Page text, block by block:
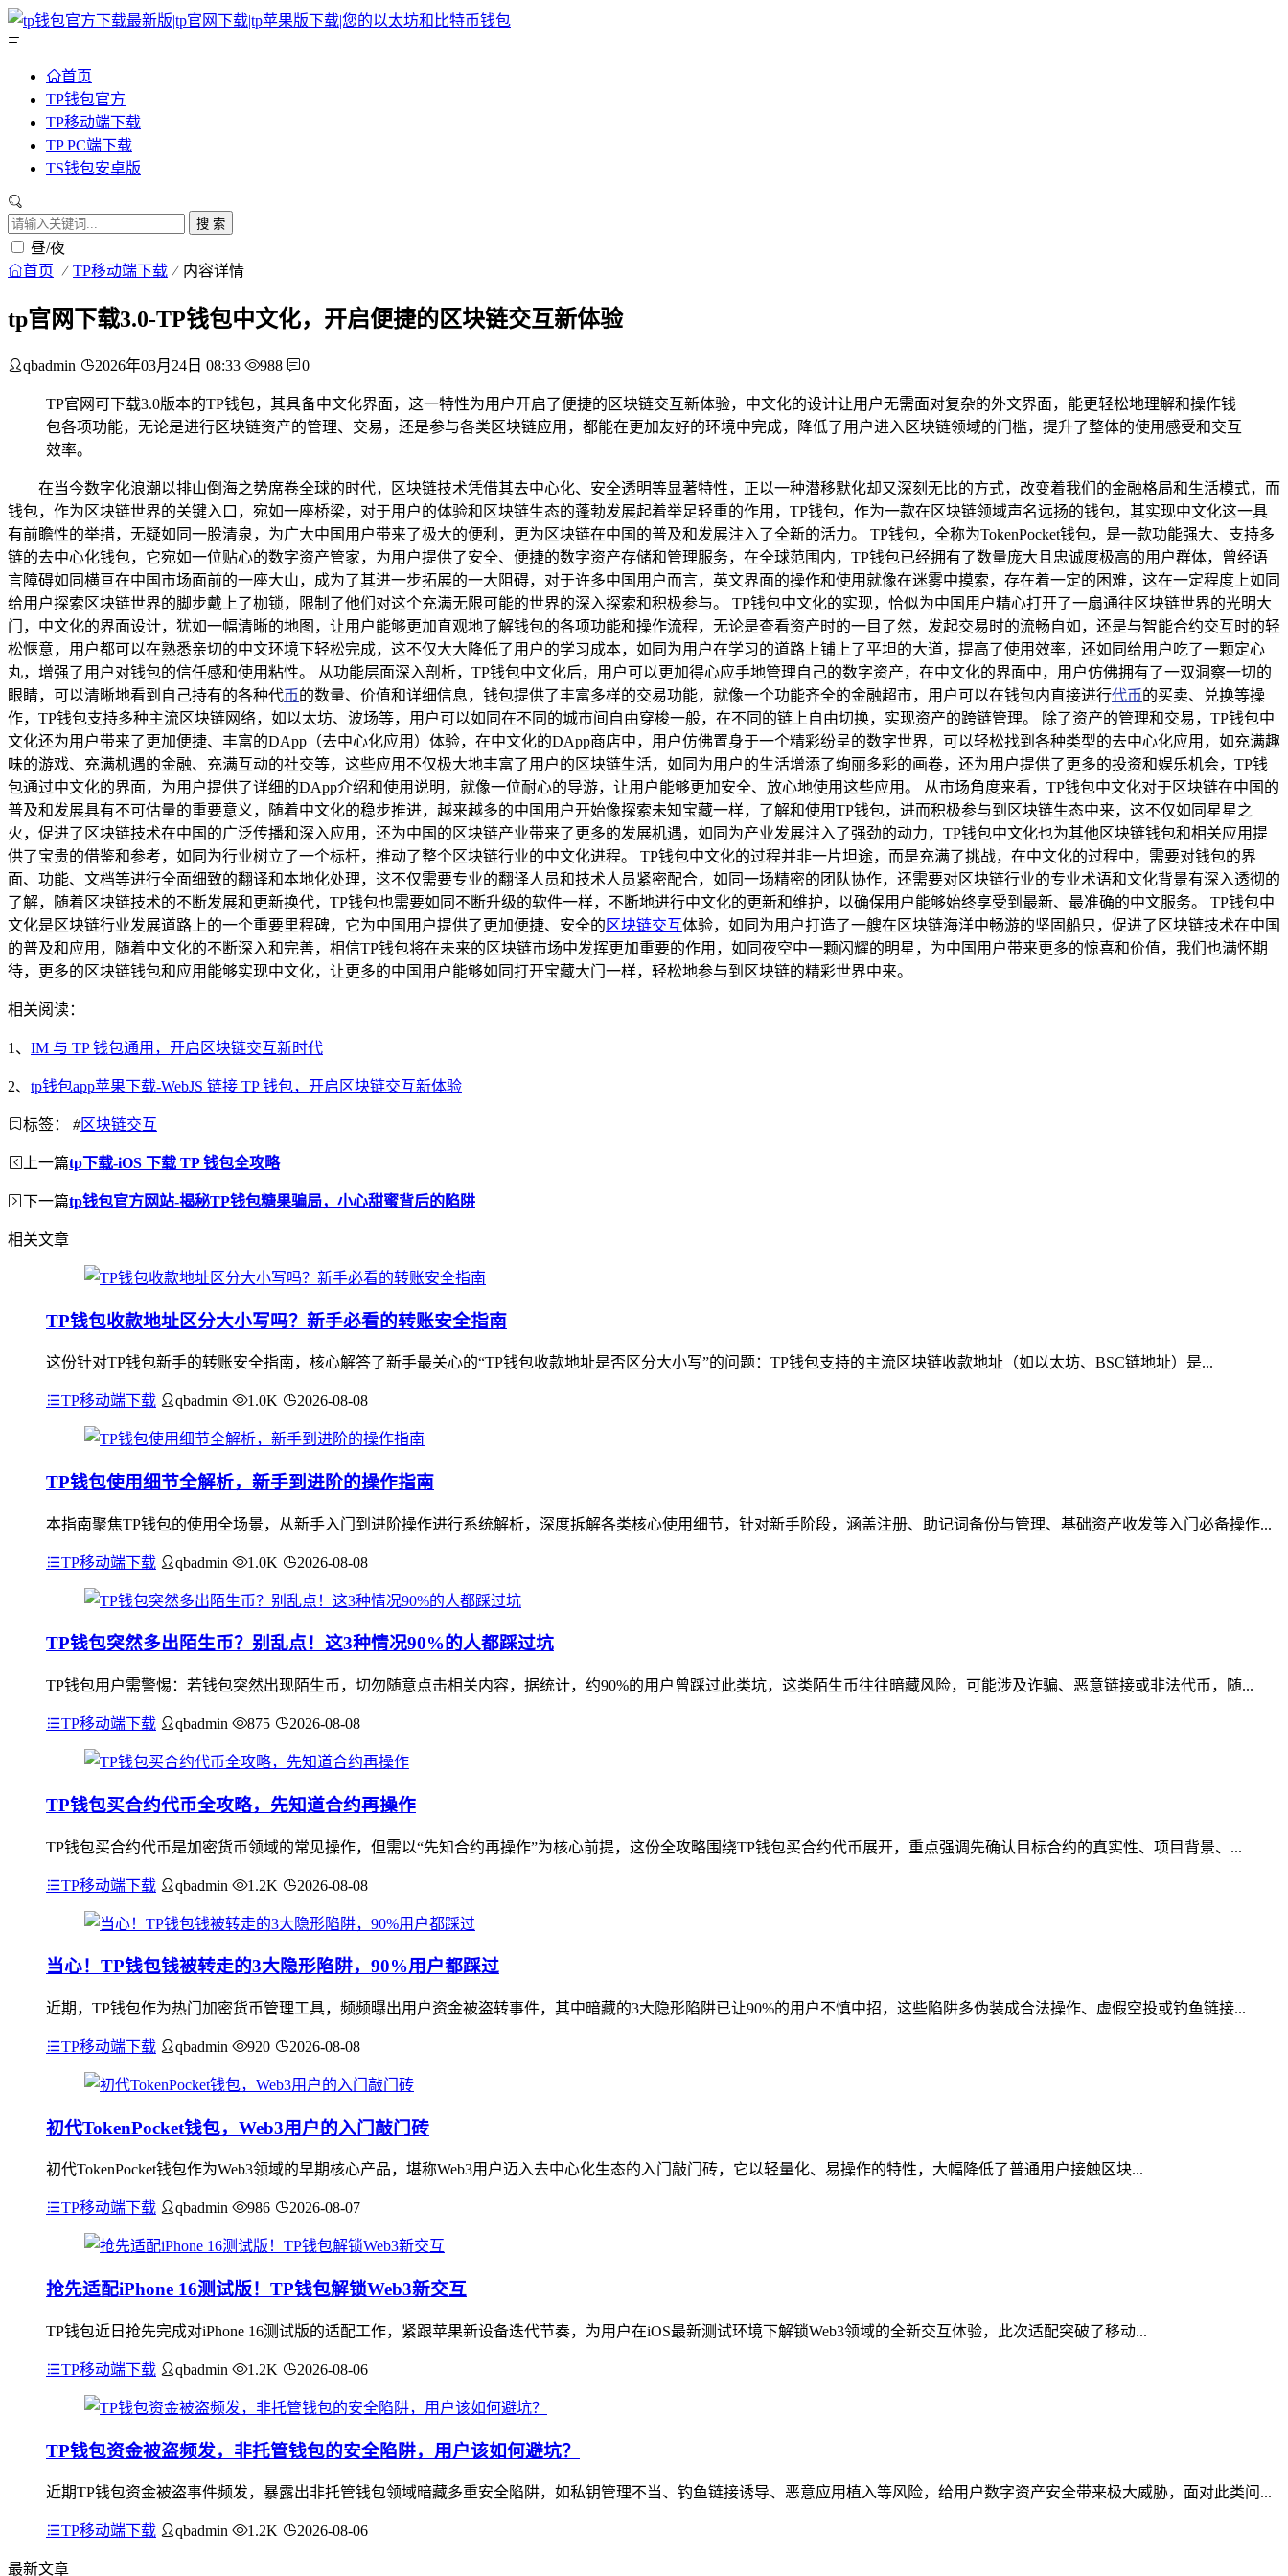
首页
TP钱包官方
TP移动端下载
TP PC端下载
TS钱包安卓版
搜 索
昼/夜
首页 TP移动端下载 内容详情
tp官网下载3.0-TP钱包中文化，开启便捷的区块链交互新体验
qbadmin 2026年03月24日 08:33 988 0
TP官网可下载3.0版本的TP钱包，其具备中文化界面，这一特性为用户开启了便捷的区块链交互新体验，中文化的设计让用户无需面对复杂的外文界面，能更轻松地理解和操作钱
包各项功能，无论是进行区块链资产的管理、交易，还是参与各类区块链应用，都能在更加友好的环境中完成，降低了用户进入区块链领域的门槛，提升了整体的使用感受和交互
效率。
在当今数字化浪潮以排山倒海之势席卷全球的时代，区块链技术凭借其去中心化、安全透明等显著特性，正以一种潜移默化却又深刻无比的方式，改变着我们的金融格局和生活模式，而
钱包，作为区块链世界的关键入口，宛如一座桥梁，对于用户的体验和区块链生态的蓬勃发展起着举足轻重的作用，TP钱包，作为一款在区块链领域声名远扬的钱包，其实现中文化这一具
有前瞻性的举措，无疑如同一股清泉，为广大中国用户带来了极大的便利，更为区块链在中国的普及和发展注入了全新的活力。 TP钱包，全称为TokenPocket钱包，是一款功能强大、支持多
链的去中心化钱包，它宛如一位贴心的数字资产管家，为用户提供了安全、便捷的数字资产存储和管理服务，在全球范围内，TP钱包已经拥有了数量庞大且忠诚度极高的用户群体，曾经语
言障碍如同横亘在中国市场面前的一座大山，成为了其进一步拓展的一大阻碍，对于许多中国用户而言，英文界面的操作和使用就像在迷雾中摸索，存在着一定的困难，这在一定程度上如同
给用户探索区块链世界的脚步戴上了枷锁，限制了他们对这个充满无限可能的世界的深入探索和积极参与。 TP钱包中文化的实现，恰似为中国用户精心打开了一扇通往区块链世界的光明大
门，中文化的界面设计，犹如一幅清晰的地图，让用户能够更加直观地了解钱包的各项功能和操作流程，无论是查看资产时的一目了然，发起交易时的流畅自如，还是与智能合约交互时的轻
松惬意，用户都可以在熟悉亲切的中文环境下轻松完成，这不仅大大降低了用户的学习成本，如同为用户在学习的道路上铺上了平坦的大道，提高了使用效率，还如同给用户吃了一颗定心
丸，增强了用户对钱包的信任感和使用粘性。 从功能层面深入剖析，TP钱包中文化后，用户可以更加得心应手地管理自己的数字资产，在中文化的界面中，用户仿佛拥有了一双洞察一切的
眼睛，可以清晰地看到自己持有的各种代币的数量、价值和详细信息，钱包提供了丰富多样的交易功能，就像一个功能齐全的金融超市，用户可以在钱包内直接进行代币的买卖、兑换等操
作，TP钱包支持多种主流区块链网络，如以太坊、波场等，用户可以如同在不同的城市间自由穿梭一般，在不同的链上自由切换，实现资产的跨链管理。 除了资产的管理和交易，TP钱包中
文化还为用户带来了更加便捷、丰富的DApp（去中心化应用）体验，在中文化的DApp商店中，用户仿佛置身于一个精彩纷呈的数字世界，可以轻松找到各种类型的去中心化应用，如充满趣
味的游戏、充满机遇的金融、充满互动的社交等，这些应用不仅极大地丰富了用户的区块链生活，如同为用户的生活增添了绚丽多彩的画卷，还为用户提供了更多的投资和娱乐机会，TP钱
包通过中文化的界面，为用户提供了详细的DApp介绍和使用说明，就像一位耐心的导游，让用户能够更加安全、放心地使用这些应用。 从市场角度来看，TP钱包中文化对于区块链在中国的
普及和发展具有不可估量的重要意义，随着中文化的稳步推进，越来越多的中国用户开始像探索未知宝藏一样，了解和使用TP钱包，进而积极参与到区块链生态中来，这不仅如同星星之
火，促进了区块链技术在中国的广泛传播和深入应用，还为中国的区块链产业带来了更多的发展机遇，如同为产业发展注入了强劲的动力，TP钱包中文化也为其他区块链钱包和相关应用提
供了宝贵的借鉴和参考，如同为行业树立了一个标杆，推动了整个区块链行业的中文化进程。 TP钱包中文化的过程并非一片坦途，而是充满了挑战，在中文化的过程中，需要对钱包的界
面、功能、文档等进行全面细致的翻译和本地化处理，这不仅需要专业的翻译人员和技术人员紧密配合，如同一场精密的团队协作，还需要对区块链行业的专业术语和文化背景有深入透彻的
了解，随着区块链技术的不断发展和更新换代，TP钱包也需要如同不断升级的软件一样，不断地进行中文化的更新和维护，以确保用户能够始终享受到最新、最准确的中文服务。 TP钱包中
文化是区块链行业发展道路上的一个重要里程碑，它为中国用户提供了更加便捷、安全的 区块链交互体验，如同为用户打造了一艘在区块链海洋中畅游的坚固船只，促进了区块链技术在中国
的普及和应用，随着中文化的不断深入和完善，相信TP钱包将在未来的区块链市场中发挥更加重要的作用，如同夜空中一颗闪耀的明星，为中国用户带来更多的惊喜和价值，我们也满怀期
待，更多的区块链钱包和应用能够实现中文化，让更多的中国用户能够如同打开宝藏大门一样，轻松地参与到区块链的精彩世界中来。
相关阅读：
1、 IM 与 TP 钱包通用，开启区块链交互新时代
2、 tp钱包app苹果下载-WebJS 链接 TP 钱包，开启区块链交互新体验
标签： #区块链交互
上一篇tp下载-iOS 下载 TP 钱包全攻略
下一篇tp钱包官方网站-揭秘TP钱包糖果骗局，小心甜蜜背后的陷阱
相关文章
TP钱包收款地址区分大小写吗？新手必看的转账安全指南
这份针对TP钱包新手的转账安全指南，核心解答了新手最关心的“TP钱包收款地址是否区分大小写”的问题：TP钱包支持的主流区块链收款地址（如以太坊、BSC链地址）是...
TP移动端下载 qbadmin 1.0K 2026-08-08
TP钱包使用细节全解析，新手到进阶的操作指南
本指南聚焦TP钱包的使用全场景，从新手入门到进阶操作进行系统解析，深度拆解各类核心使用细节，针对新手阶段，涵盖注册、助记词备份与管理、基础资产收发等入门必备操作...
TP移动端下载 qbadmin 1.0K 2026-08-08
TP钱包突然多出陌生币？别乱点！这3种情况90%的人都踩过坑
TP钱包用户需警惕：若钱包突然出现陌生币，切勿随意点击相关内容，据统计，约90%的用户曾踩过此类坑，这类陌生币往往暗藏风险，可能涉及诈骗、恶意链接或非法代币，随...
TP移动端下载 qbadmin 875 2026-08-08
TP钱包买合约代币全攻略，先知道合约再操作
TP钱包买合约代币是加密货币领域的常见操作，但需以“先知合约再操作”为核心前提，这份全攻略围绕TP钱包买合约代币展开，重点强调先确认目标合约的真实性、项目背景、...
TP移动端下载 qbadmin 1.2K 2026-08-08
当心！TP钱包钱被转走的3大隐形陷阱，90%用户都踩过
近期，TP钱包作为热门加密货币管理工具，频频曝出用户资金被盗转事件，其中暗藏的3大隐形陷阱已让90%的用户不慎中招，这些陷阱多伪装成合法操作、虚假空投或钓鱼链接...
TP移动端下载 qbadmin 920 2026-08-08
初代TokenPocket钱包，Web3用户的入门敲门砖
初代TokenPocket钱包作为Web3领域的早期核心产品，堪称Web3用户迈入去中心化生态的入门敲门砖，它以轻量化、易操作的特性，大幅降低了普通用户接触区块...
TP移动端下载 qbadmin 986 2026-08-07
抢先适配iPhone 16测试版！TP钱包解锁Web3新交互
TP钱包近日抢先完成对iPhone 16测试版的适配工作，紧跟苹果新设备迭代节奏，为用户在iOS最新测试环境下解锁Web3领域的全新交互体验，此次适配突破了移动...
TP移动端下载 qbadmin 1.2K 2026-08-06
TP钱包资金被盗频发，非托管钱包的安全陷阱，用户该如何避坑？
近期TP钱包资金被盗事件频发，暴露出非托管钱包领域暗藏多重安全陷阱，如私钥管理不当、钓鱼链接诱导、恶意应用植入等风险，给用户数字资产安全带来极大威胁，面对此类问...
TP移动端下载 qbadmin 1.2K 2026-08-06
最新文章